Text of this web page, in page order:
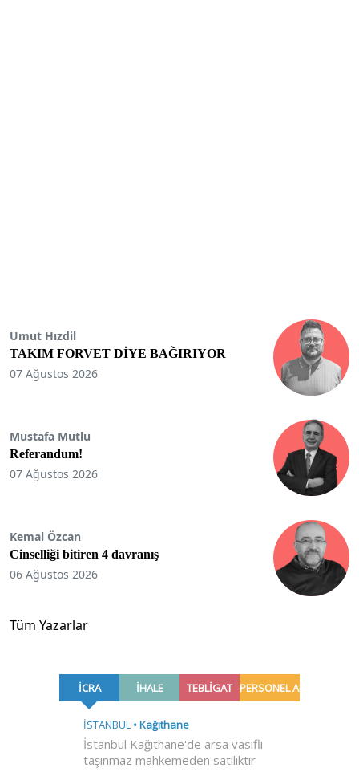
Umut Hızdil
TAKIM FORVET DİYE BAĞIRIYOR
07 Ağustos 2026
Mustafa Mutlu
Referandum!
07 Ağustos 2026
Kemal Özcan
Cinselliği bitiren 4 davranış
06 Ağustos 2026
Tüm Yazarlar